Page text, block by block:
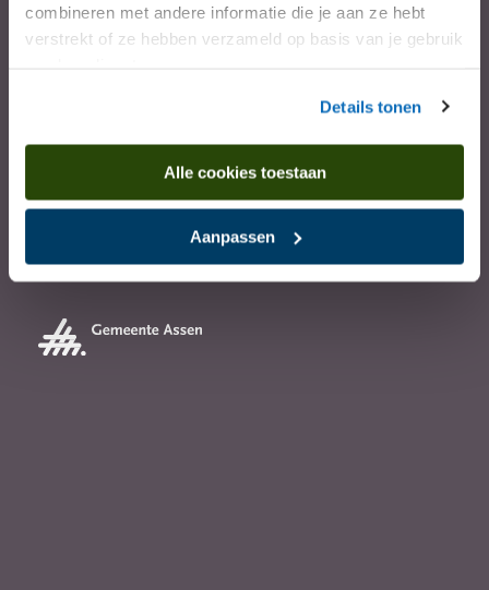
combineren met andere informatie die je aan ze hebt
verstrekt of ze hebben verzameld op basis van je gebruik
Details tonen
Alle cookies toestaan
Aanpassen